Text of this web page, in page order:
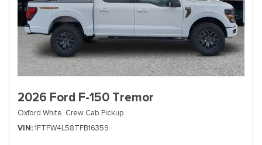
2026 Ford F-150 Tremor
Oxford White, Crew Cab Pickup
VIN 1FTFW4L58TFB16359